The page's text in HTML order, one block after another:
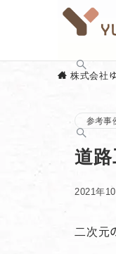
株式会社
参考事
道
2021年
二次元